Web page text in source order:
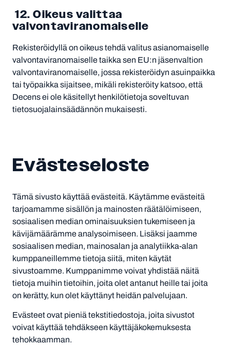
12. Oikeus valittaa
valvontaviranomaiselle
Rekisteröidyllä on oikeus tehdä valitus asianomaiselle
valvontaviranomaiselle taikka sen EU:n jäsenvaltion
valvontaviranomaiselle, jossa rekisteröidyn asuinpaikka
tai työpaikka sijaitsee, mikäli rekisteröity katsoo, että
Decens ei ole käsitellyt henkilötietoja soveltuvan
tietosuojalainsäädännön mukaisesti.
Evästeseloste
Tämä sivusto käyttää evästeitä. Käytämme evästeitä
tarjoamamme sisällön ja mainosten räätälöimiseen,
sosiaalisen median ominaisuuksien tukemiseen ja
kävijämäärämme analysoimiseen. Lisäksi jaamme
sosiaalisen median, mainosalan ja analytiikka-alan
kumppaneillemme tietoja siitä, miten käytät
sivustoamme. Kumppanimme voivat yhdistää näitä
tietoja muihin tietoihin, joita olet antanut heille tai joita
on kerätty, kun olet käyttänyt heidän palvelujaan.
Evästeet ovat pieniä tekstitiedostoja, joita sivustot
voivat käyttää tehdäkseen käyttäjäkokemuksesta
tehokkaamman.